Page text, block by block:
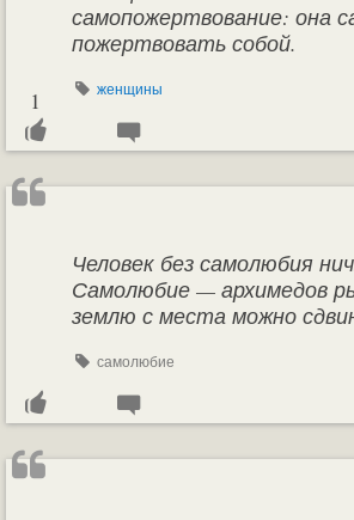
самопожертвование: она
пожертвовать собой.
женщины
1
Человек без самолюбия
Самолюбие — архимедов
землю с места можно
самолюбие